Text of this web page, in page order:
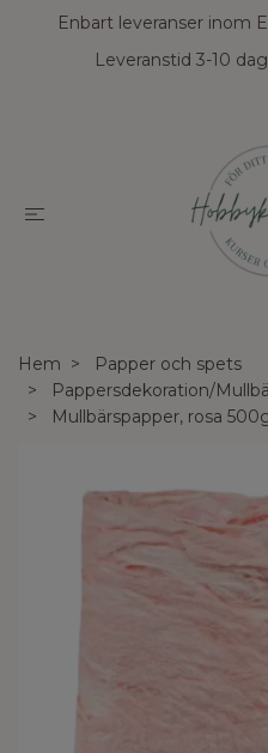
Enbart leveranser inom
Leveranstid 3-10
Hem
Papper och spets
Pappersdekoration/
Mullbärspapper, rosa